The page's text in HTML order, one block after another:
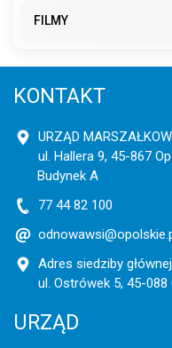
FILMY
KONTAKT
URZĄD
ul. Hallera 9, 45-867
Budynek A
77 44 82 100
Adres siedziby
ul. Ostrówek 5, 45-088
URZĄD